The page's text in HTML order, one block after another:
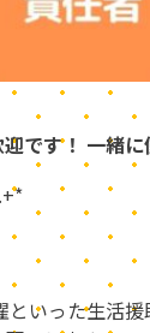
です！ 一緒
いった生活援